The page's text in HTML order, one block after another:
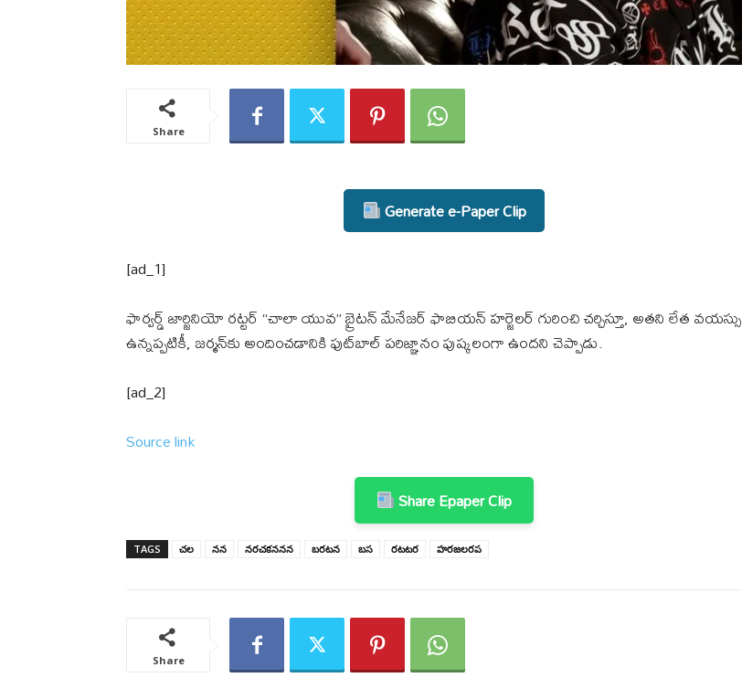
Share
Generate e-Paper Clip
[ad_1]
ఫార్వర్డ్ జార్జినియో రట్టర్ “చాలా యువ” బ్రైటన్ మేనేజర్ ఫాబియన్ హర్జెలర్ గురించి చర్చిస్తూ, అతని లేత వయస్సు
ఉన్నప్పటికీ, జర్మన్‌కు అందించడానికి ఫుట్‌బాల్ పరిజ్ఞానం పుష్కలంగా ఉందని చెప్పాడు.
[ad_2]
Source link
Share Epaper Clip
TAGS చల నన నరచకననన బరటన బస రటటర హరజలరప
Share